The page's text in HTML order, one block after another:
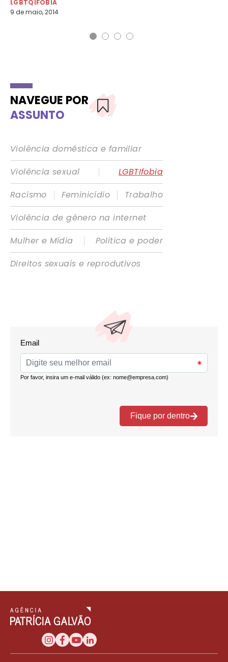
LGBTQIFOBIA
9 de maio, 2014
NAVEGUE POR
ASSUNTO
Violência doméstica e familiar
Violência sexual
|
LGBTIfobia
Racismo
| Feminicídio |
Trabalho
Violência de gênero na internet
Mulher e Mídia
|
Política e poder
Direitos sexuais e reprodutivos